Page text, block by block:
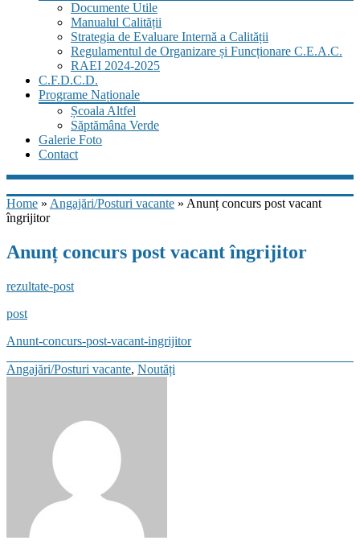
Documente Utile
Manualul Calității
Strategia de Evaluare Internă a Calității
Regulamentul de Organizare și Funcționare C.E.A.C.
RAEI 2024-2025
C.F.D.C.D.
Programe Naționale
Școala Altfel
Săptămâna Verde
Galerie Foto
Contact
Home » Angajări/Posturi vacante » Anunț concurs post vacant
îngrijitor
Anunț concurs post vacant îngrijitor
rezultate-post
post
Anunt-concurs-post-vacant-ingrijitor
Categories
Angajări/Posturi vacante, Noutăți